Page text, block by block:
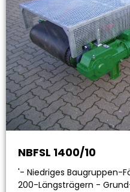
NBFSL 1400/10
'- Niedriges Baugruppen-
200-Längsträgern -